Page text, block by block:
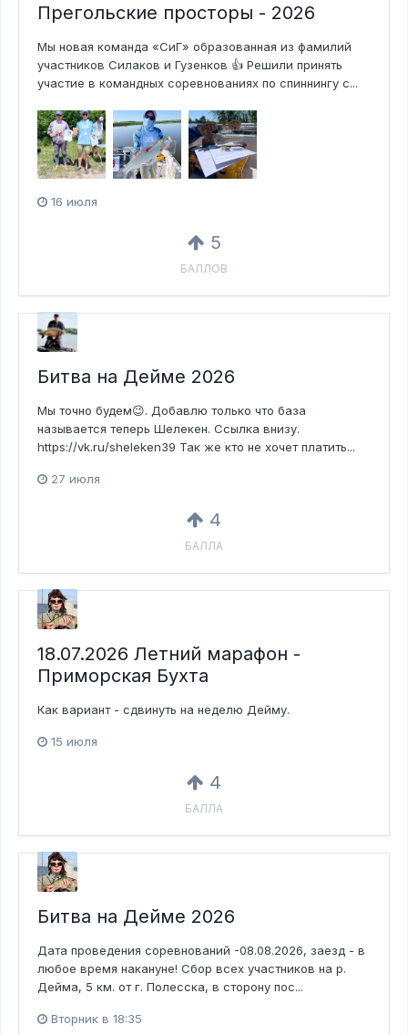
Прегольские просторы - 2026
Мы новая команда «СиГ» образованная из фамилий
участников Силаков и Гузенков 👍 Решили принять
участие в командных соревнованиях по спиннингу с...
16 июля
5
БАЛЛОВ
Битва на Дейме 2026
Мы точно будем😉. Добавлю только что база
называется теперь Шелекен. Ссылка внизу.
https://vk.ru/sheleken39 Так же кто не хочет платить...
27 июля
4
БАЛЛА
18.07.2026 Летний марафон -
Приморская Бухта
Как вариант - сдвинуть на неделю Дейму.
15 июля
4
БАЛЛА
Битва на Дейме 2026
Дата пр оведения соревнований -08.08.2026, заезд - в
любое время накануне! Сбор всех участников на р.
Дейма, 5 км. от г. Полесска, в сторону пос...
Вторник в 18:35